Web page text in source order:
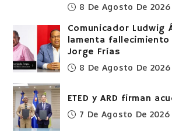
8 De Agosto De 2026
Comunicador Ludwig
lamenta
Jorge Frías
8 De Agosto De 2026
ETED y ARD firman
7 De Agosto De 2026